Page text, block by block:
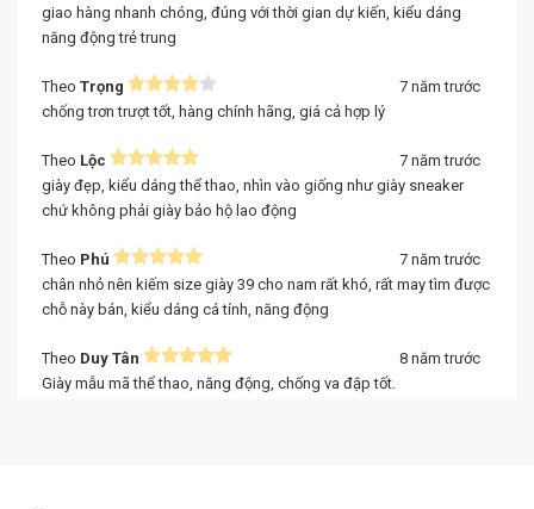
giao hàng nhanh chóng, đúng với thời gian dự kiến, kiểu dáng
năng động trẻ trung
Theo Trọng
7 năm trước
chống trơn trượt tốt, hàng chính hãng, giá cả hợp lý
Theo Lộc
7 năm trước
giày đẹp, kiểu dáng thể thao, nhìn vào giống như giày sneaker
chứ không phải giày bảo hộ lao động
Theo Phú
7 năm trước
chân nhỏ nên kiếm size giày 39 cho nam rất khó, rất may tìm được
chỗ này bán, kiểu dáng cá tính, năng động
Theo Duy Tân
8 năm trước
Giày mẫu mã thể thao, năng động, chống va đập tốt.